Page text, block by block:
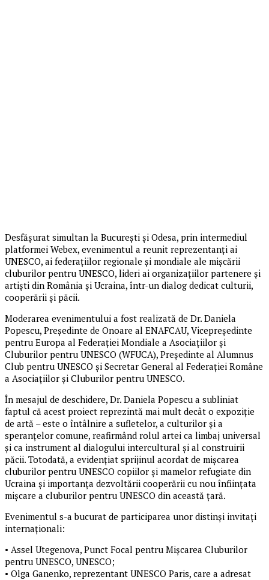
Desfășurat simultan la București și Odesa, prin intermediul
platformei Webex, evenimentul a reunit reprezentanți ai
UNESCO, ai federațiilor regionale și mondiale ale mișcării
cluburilor pentru UNESCO, lideri ai organizațiilor partenere și
artiști din România și Ucraina, într-un dialog dedicat culturii,
cooperării și păcii.
Moderarea evenimentului a fost realizată de Dr. Daniela
Popescu, Președinte de Onoare al ENAFCAU, Vicepreședinte
pentru Europa al Federației Mondiale a Asociațiilor și
Cluburilor pentru UNESCO (WFUCA), Președinte al Alumnus
Club pentru UNESCO și Secretar General al Federației Române
a Asociațiilor și Cluburilor pentru UNESCO.
În mesajul de deschidere, Dr. Daniela Popescu a subliniat
faptul că acest proiect reprezintă mai mult decât o expoziție
de artă – este o întâlnire a sufletelor, a culturilor și a
speranțelor comune, reafirmând rolul artei ca limbaj universal
și ca instrument al dialogului intercultural și al construirii
păcii. Totodată, a evidențiat sprijinul acordat de mișcarea
cluburilor pentru UNESCO copiilor și mamelor refugiate din
Ucraina și importanța dezvoltării cooperării cu nou înființata
mișcare a cluburilor pentru UNESCO din această țară.
Evenimentul s-a bucurat de participarea unor distinși invitați
internaționali:
•⁠ ⁠Assel Utegenova, Punct Focal pentru Mișcarea Cluburilor
pentru UNESCO, UNESCO;
•⁠ ⁠Olga Ganenko, reprezentant UNESCO Paris, care a adresat